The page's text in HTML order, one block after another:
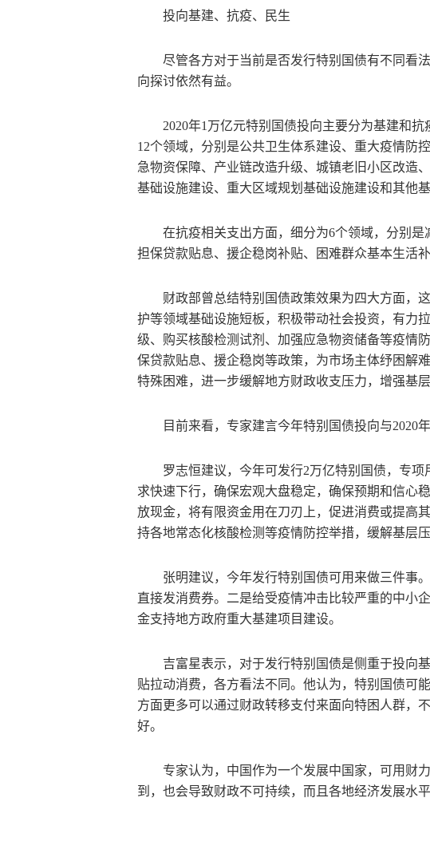
投向基建、抗疫、民生
尽管各方对于当前是否发行特别国债有不同看
向探讨依然有益。
2020年1万亿元特别国债投向主要分为基建和
12个领域，分别是公共卫生体系建设、重大疫情防
急物资保障、产业链改造升级、城镇老旧小区改造
基础设施建设、重大区域规划基础设施建设和其他基
在抗疫相关支出方面，细分为6个领域，分别
担保贷款贴息、援企稳岗补贴、困难群众基本生活
财政部曾总结特别国债政策效果为四大方面，
护等领域基础设施短板，积极带动社会投资，有力
级、购买核酸检测试剂、加强应急物资储备等疫情
保贷款贴息、援企稳岗等政策，为市场主体纾困解
特殊困难，进一步缓解地方财政收支压力，增强基层
目前来看，专家建言今年特别国债投向与2020
罗志恒建议，今年可发行2万亿特别国债，专
求快速下行，确保宏观大盘稳定，确保预期和信心
放现金，将有限资金用在刀刃上，促进消费或提高
持各地常态化核酸检测等疫情防控举措，缓解基层压
张明建议，今年发行特别国债可用来做三件事
直接发消费券。二是给受疫情冲击比较严重的中小
金支持地方政府重大基建项目建设。
吉富星表示，对于发行特别国债是侧重于投向
贴拉动消费，各方看法不同。他认为，特别国债可
方面更多可以通过财政转移支付来面向特困人群，
好。
专家认为，中国作为一个发展中国家，可用财
到，也会导致财政不可持续，而且各地经济发展水